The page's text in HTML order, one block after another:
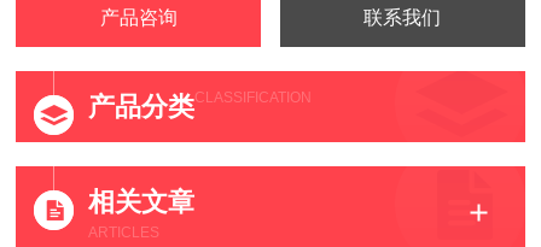
产品咨询 联系我们
产品分类CLASSIFICATION
相关文章
ARTICLES